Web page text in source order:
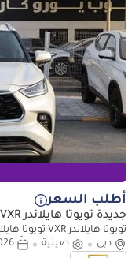
أطلب السعر
جديدة تويوتا هايلاندر VXR
موديل 2026 جديدة تماماً (زيرو)، بمواصفات صينية.
دبي صينية